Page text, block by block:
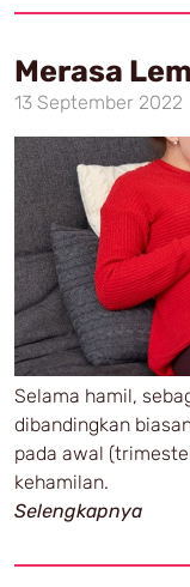
Merasa
13 September 2022
Selama hamil,
dibandingkan
pada awal
kehamilan.
Selengkapnya